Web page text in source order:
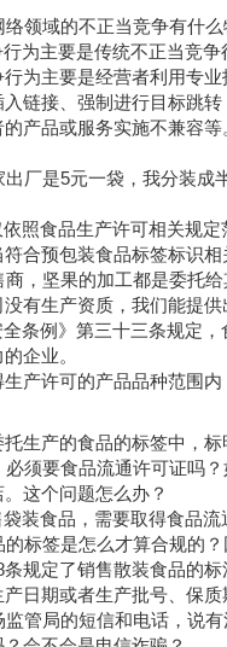
领域的不正当竞争有什么
为主要是传统不正当竞
为主要是经营者利用专
链接、强制进行目标跳
产品或服务实施不兼容
厂是5元一袋，我分装
照食品生产许可相关规
合预包装食品标签标识相
，坚果的加工都是委托
有生产资质，我们能提
条例》第三十三条规定
企业。
产许可的产品品种范围内
生产的食品的标签中，
须要食品流通许可证吗
这个问题怎么办？
装食品，需要取得食品流
标签是怎么才算合规的
规定了销售散装食品的
产日期或者生产批号、保
管局的短信和电话，说